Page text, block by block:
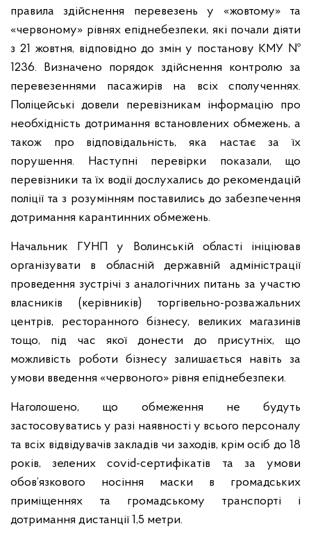
правила здійснення перевезень у «жовтому» та
«червоному» рівнях епіднебезпеки, які почали діяти
з 21 жовтня, відповідно до змін у постанову КМУ №
1236. Визначено порядок здійснення контролю за
перевезеннями пасажирів на всіх сполученнях.
Поліцейські довели перевізникам інформацію про
необхідність дотримання встановлених обмежень, а
також про відповідальність, яка настає за їх
порушення. Наступні перевірки показали, що
перевізники та їх водії дослухались до рекомендацій
поліції та з розумінням поставились до забезпечення
дотримання карантинних обмежень.
Начальник ГУНП у Волинській області ініціював
організувати в обласній державній адміністрації
проведення зустрічі з аналогічних питань за участю
власників (керівників) торгівельно-розважальних
центрів, ресторанного бізнесу, великих магазинів
тощо, під час якої донести до присутніх, що
можливість роботи бізнесу залишається навіть за
умови введення «червоного» рівня епіднебезпеки.
Наголошено, що обмеження не будуть
застосовуватись у разі наявності у всього персоналу
та всіх відвідувачів закладів чи заходів, крім осіб до 18
років, зелених covid-сертифікатів та за умови
обов’язкового носіння маски в громадських
приміщеннях та громадському транспорті і
дотримання дистанції 1,5 метри.